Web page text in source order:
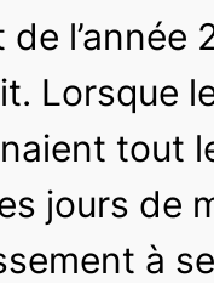
de
Lorsque
tout
jours de
à